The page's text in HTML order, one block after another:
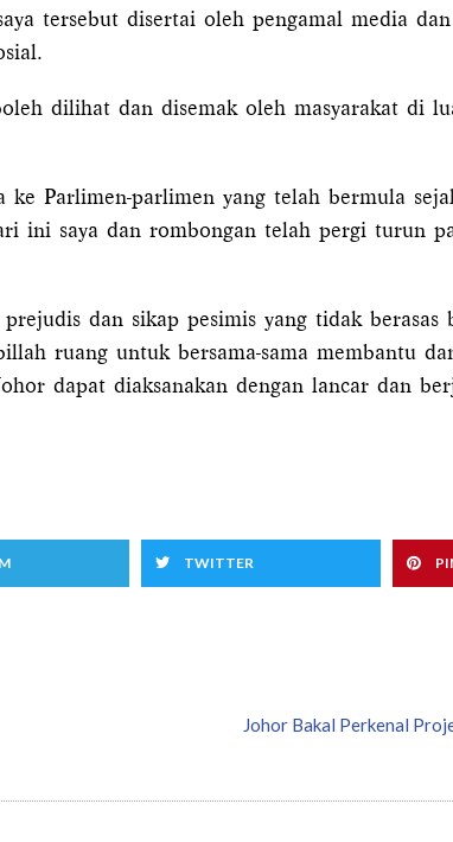
tersebut disertai oleh pengamal media
dilihat dan disemak oleh masyarakat di
Parlimen-parlimen yang telah bermula
ini saya dan rombongan telah pergi turun
dan sikap pesimis yang tidak berasas
ruang untuk bersama-sama membantu
dapat diaksanakan dengan lancar dan
TWITTER
Johor Bakal Perkenal